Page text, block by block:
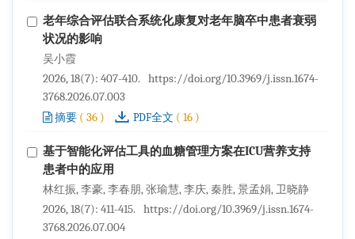
老年综合评估联合系统化康复对老年脑卒中患者衰弱
状况的影响
吴小霞
2026, 18(7): 407-410. https://doi.org/10.3969/j.issn.1674-
3768.2026.07.003
摘要 ( 36 ) PDF全文 ( 16 )
基于智能化评估工具的血糖管理方案在ICU营养支持
患者中的应用
林红振, 李豪, 李春朋, 张瑜慧, 李庆, 秦胜, 景孟娟, 卫晓静
2026, 18(7): 411-415. https://doi.org/10.3969/j.issn.1674-
3768.2026.07.004